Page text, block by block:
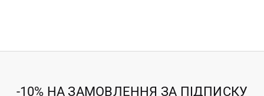
-10% НА ЗАМОВЛЕННЯ ЗА ПІДПИСКУ